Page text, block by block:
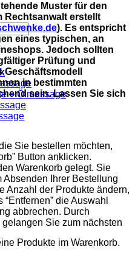
– Ölmassage
Produkte im Warenkorb.
Muster für den
Rechtsanwalt erstellt
). Es entspricht
eines typischen, an
Jedoch sollten
Prüfung und
in bestimmten
sein. Lassen Sie sich
Sie bestellen möchten,
Button anklicken.
Warenkorb gelegt. Sie
Absenden Ihrer Bestellung
Anzahl der Produkte ändern,
die Auswahl
abbrechen. Durch
gelangen Sie zum nächsten